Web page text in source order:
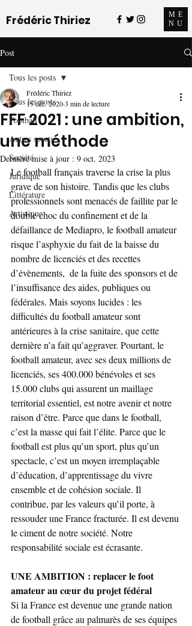
Frédéric Thiriez
ME
NU
Post
Tous les posts
Football
Autres sports
Société
Juridique
Littérature
Artistique
Tous les posts
FFF 2021 : une ambition,
une méthode
Frédéric Thiriez
15 déc. 20203 min de lecture
Dernière mise à jour : 9 oct. 2023
Le football français traverse la crise la plus
grave de son histoire. Tandis que les clubs
professionnels sont menacés de faillite par le
double choc du confinement et de la
défaillance de Mediapro, le football amateur
risque l’asphyxie du fait de la baisse du
nombre de licenciés et des recettes
d’évènements,  de la fuite des sponsors et de
l’insuffisance des aides, publiques ou
fédérales. Mais soyons lucides : les
difficultés du football amateur sont
antérieures à la crise sanitaire, que cette
dernière n’a fait qu’aggraver. Pourtant, le
football amateur, avec ses deux millions de
licenciés, ses 400.000 bénévoles et ses
15.000 clubs qui assurent un maillage
territorial essentiel, est notre avenir et notre
raison d’être. Parce que dans le football,
c’est la masse qui fait l’élite. Parce que le
football est plus qu’un sport, plus qu’un
spectacle, c’est un moyen irremplaçable
d’éducation, d’apprentissage du vivre
ensemble et de cohésion sociale. Il
contribue, par les valeurs qu’il porte, à
ressouder une France fracturée. Il est devenu
le ciment de notre société. Notre
responsabilité sociale est écrasante.
UNE AMBITION : replacer le foot
amateur au cœur du projet fédéral
Si la France est devenue une grande nation
de football grâce au palmarès de ses équipes